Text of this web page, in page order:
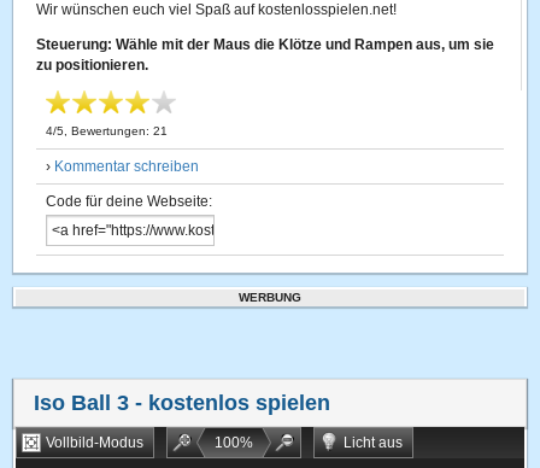
Wir wünschen euch viel Spaß auf kostenlosspielen.net!
Steuerung:Wähle mit der Maus die Klötze und Rampen aus, um sie
zu positionieren.
4/5 , Bewertungen:21
› Kommentar schreiben
Code für deine Webseite:
WERBUNG
Iso Ball 3 - kostenlos spielen
Vollbild-Modus 100%
Licht aus